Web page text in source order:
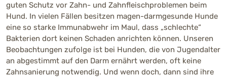
guten Schutz vor Zahn- und Zahnfleischproblemen beim
Hund. In vielen Fällen besitzen magen-darmgesunde Hunde
eine so starke Immunabwehr im Maul, dass „schlechte“
Bakterien dort keinen Schaden anrichten können. Unseren
Beobachtungen zufolge ist bei Hunden, die von Jugendalter
an abgestimmt auf den Darm ernährt werden, oft keine
Zahnsanierung notwendig. Und wenn doch, dann sind ihre